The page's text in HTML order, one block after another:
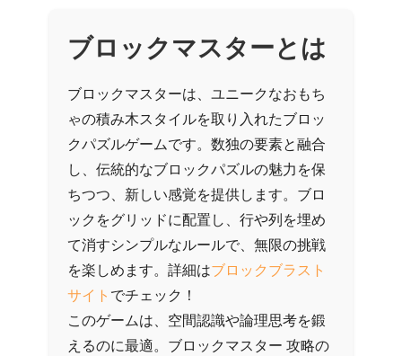
ブロックマスターとは
ブロックマスターは、ユニークなおもち
ゃの積み木スタイルを取り入れたブロッ
クパズルゲームです。数独の要素と融合
し、伝統的なブロックパズルの魅力を保
ちつつ、新しい感覚を提供します。ブロ
ックをグリッドに配置し、行や列を埋め
て消すシンプルなルールで、無限の挑戦
を楽しめます。詳細はブロックブラスト
サイト でチェック！
このゲームは、空間認識や論理思考を鍛
えるのに最適。ブロックマスター 攻略の